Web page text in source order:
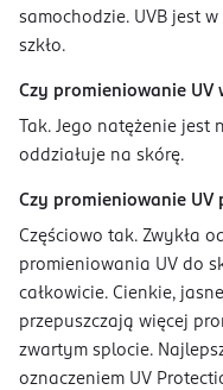
samochodzie. UVB jest
szkło.
Czy promieniowanie UV
Tak. Jego natężenie
oddziałuje na skórę.
Czy promieniowanie UV
Częściowo tak. Zwykła
promieniowania UV do
całkowicie. Cienkie,
przepuszczają więcej
zwartym splocie.
oznaczeniem UV